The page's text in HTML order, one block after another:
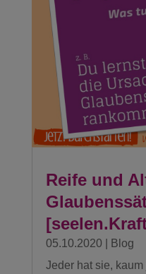
Reife und
05.10.2020
Blog
Jeder hat sie,